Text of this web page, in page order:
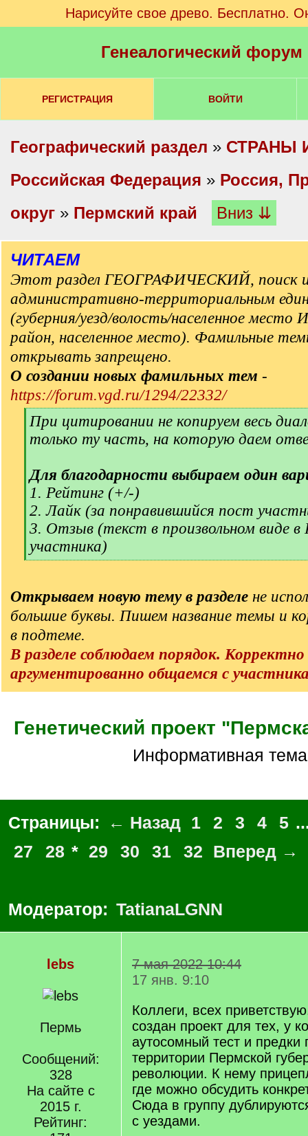
Нарисуйте свое древо. Бесплатно.
Генеалогический
РЕГИСТРАЦИЯ ВОЙТИ
Географический раздел » СТРАНЫ
Российская Федерация » Россия,
округ » Пермский край Вниз ⇊
ЧИТАЕМ
Этот раздел ГЕОГРАФИЧЕСКИЙ, поиск
административно-территориальным
(губерния/уезд/волость/населенное
район, населенное место). Фамильные
открывать запрещено.
О создании новых фамильных тем -
https://forum.vgd.ru/1294/22332/
[
q
]
При цитировании не копируем весь
только ту часть, на которую даем
Для благодарности выбираем один
1. Рейтинг (+/-)
2. Лайк (за понравившийся пост
3. Отзыв (текст в произвольном виде
участника)
[
]
Открываем новую тему в разделе не
большие буквы. Пишем название темы и
в подтеме.
В разделе соблюдаем порядок.
аргументированно общаемся с
Генетический проект
Информативная тема
Страницы: ← Назад 1 2 3 4 5
27
28 * 29 30 31 32 Вперед →
Модератор: TatianaLGNN
lebs
Пермь
Сообщений:
328
На сайте с
2015 г.
Рейтинг:
7 мая 2022 10:44
17 янв. 9:10
Коллеги, всех
создан проект для тех, у
аутосомный тест и предки
территории Пермской
революции. К нему
где можно обсудить
Сюда в группу
с уездами.